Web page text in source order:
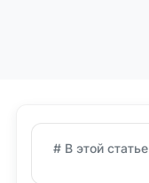
# В этой статье